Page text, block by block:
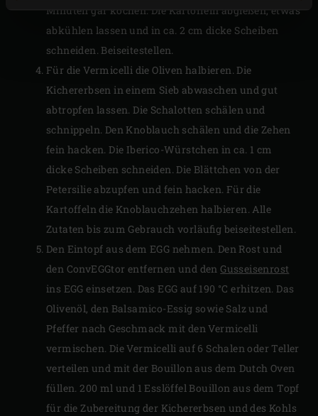
Minuten gar kochen. Die Kartoffeln abgießen, etwas
abkühlen lassen und in ca. 2 cm dicke Scheiben
schneiden. Beiseitestellen.
Für die Vermicelli die Oliven halbieren. Die
Kichererbsen in einem Sieb abwaschen und gut
abtropfen lassen. Die Schalotten schälen und
schnippeln. Den Knoblauch schälen und die Zehen
fein hacken. Die Iberico-Würstchen in ca. 1 cm
dicke Scheiben schneiden. Die Blättchen von der
Petersilie abzupfen und fein hacken. Für die
Kartoffeln die Knoblauchzehen halbieren. Alle
Zutaten bis zum Gebrauch vorläufig beiseitestellen.
Den Eintopf aus dem EGG nehmen. Den Rost und
den ConvEGGtor entfernen und denGusseisenrost
ins EGG einsetzen. Das EGG auf 190 °C erhitzen. Das
Olivenöl, den Balsamico-Essig sowie Salz und
Pfeffer nach Geschmack mit den Vermicelli
vermischen. Die Vermicelli auf 6 Schalen oder Teller
verteilen und mit der Bouillon aus dem Dutch Oven
füllen. 200 ml und 1 Esslöffel Bouillon aus dem Topf
für die Zubereitung der Kichererbsen und des Kohls